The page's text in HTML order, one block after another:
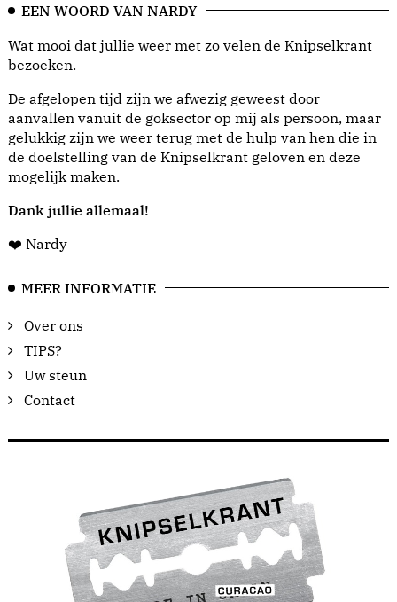
EEN WOORD VAN NARDY
Wat mooi dat jullie weer met zo velen de Knipselkrant
bezoeken.
De afgelopen tijd zijn we afwezig geweest door
aanvallen vanuit de goksector op mij als persoon, maar
gelukkig zijn we weer terug met de hulp van hen die in
de doelstelling van de Knipselkrant geloven en deze
mogelijk maken.
Dank jullie allemaal!
❤️ Nardy
MEER INFORMATIE
Over ons
TIPS?
Uw steun
Contact